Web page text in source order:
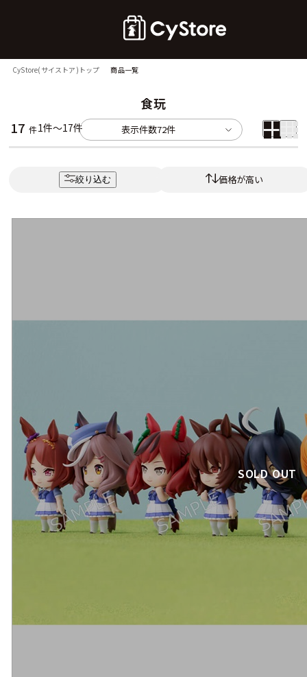
CyStore(サイストア)トップ 商品一覧
食玩
17 件1件～17件 表示件数72件
絞り込む 価格が高い
SOLD OUT